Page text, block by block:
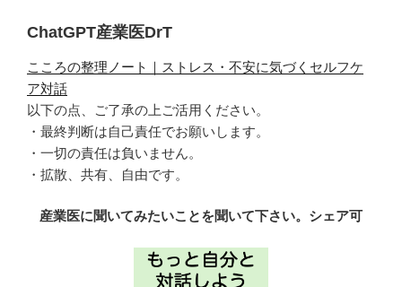
ン
ChatGPT産業医DrT
こころの整理ノート｜ストレス・不安に気づくセルフケ
ア対話
以下の点、ご了承の上ご活用ください。
・最終判断は自己責任でお願いします。
・一切の責任は負いません。
・拡散、共有、自由です。
産業医に聞いてみたいことを聞いて下さい。シェア可